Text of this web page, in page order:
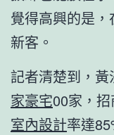
覺得高興的是
新客。
記者清楚到，
家豪宅00家，
室內設計率達